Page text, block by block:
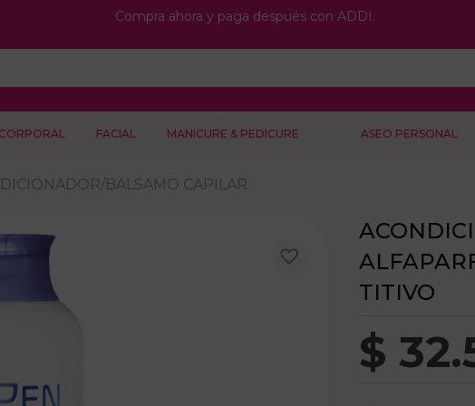
Compra ahora y paga después con ADDI.
CORPORAL FACIAL MANICURE & PEDICURE ASEO PERSONAL
BALSAMO CAPILAR
TITIVO
$ 32.